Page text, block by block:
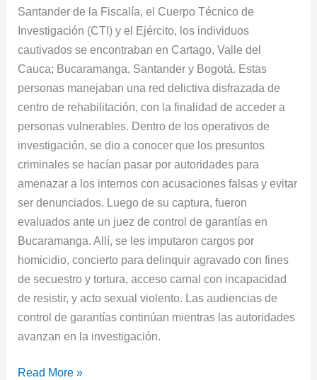
Santander de la Fiscalía, el Cuerpo Técnico de
Investigación (CTI) y el Ejército, los individuos
cautivados se encontraban en Cartago, Valle del
Cauca; Bucaramanga, Santander y Bogotá. Estas
personas manejaban una red delictiva disfrazada de
centro de rehabilitación, con la finalidad de acceder a
personas vulnerables. Dentro de los operativos de
investigación, se dio a conocer que los presuntos
criminales se hacían pasar por autoridades para
amenazar a los internos con acusaciones falsas y evitar
ser denunciados. Luego de su captura, fueron
evaluados ante un juez de control de garantías en
Bucaramanga. Allí, se les imputaron cargos por
homicidio, concierto para delinquir agravado con fines
de secuestro y tortura, acceso carnal con incapacidad
de resistir, y acto sexual violento. Las audiencias de
control de garantías continúan mientras las autoridades
avanzan en la investigación.
Read More »